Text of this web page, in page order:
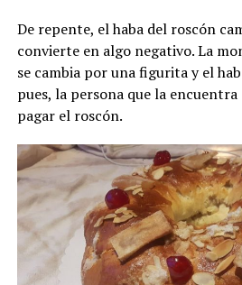
De repente, el haba del roscón
convierte en algo negativo. La
se cambia por una figurita y el
pues, la persona que la encuentra
pagar el roscón.